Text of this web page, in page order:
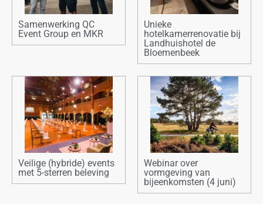
Samenwerking QC
Event Group en MKR
Unieke
hotelkamerrenovatie bij
Landhuishotel de
Bloemenbeek
Veilige (hybride) events
met 5-sterren beleving
Webinar over
vormgeving van
bijeenkomsten (4 juni)